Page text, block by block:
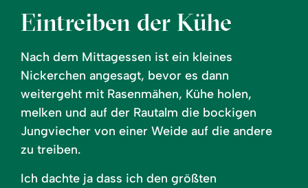
Eintreiben der Kühe
Nach dem Mittagessen ist ein kleines
Nickerchen angesagt, bevor es dann
weitergeht mit Rasenmähen, Kühe holen,
melken und auf der Rautalm die bockigen
Jungviecher von einer Weide auf die andere
zu treiben.
Ich dachte ja dass ich den größten